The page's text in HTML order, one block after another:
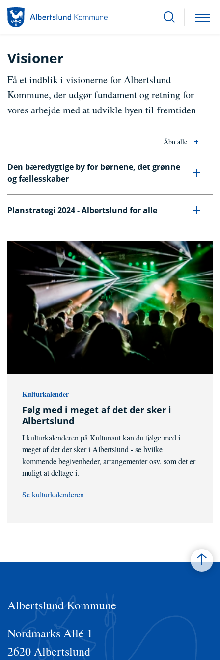
Visioner
Få et indblik i visionerne for Albertslund
Kommune, der udgør fundament og retning for
vores arbejde med at udvikle byen til fremtiden
Åbn alle
Den bæredygtige by for børnene, det grønne
og fællesskaber
Planstrategi 2024 - Albertslund for alle
Kulturkalender
Følg med i meget af det der sker i
Albertslund
I kulturkalenderen på Kultunaut kan du følge med i
meget af det der sker i Albertslund - se hvilke
kommende begivenheder, arrangementer osv. som det er
muligt at deltage i.
Se kulturkalenderen
Albertslund Kommune
Nordmarks Allé 1
2620 Albertslund